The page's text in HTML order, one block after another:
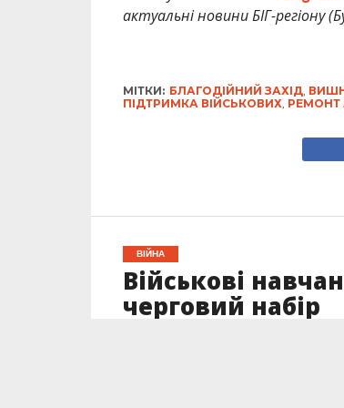
актуальні новини БІГ-регіону
МІТКИ: БЛАГОДІЙНИЙ ЗАХІД,
ПІДТРИМКА ВІЙСЬКОВИХ, РЕМОНТ
ВІЙНА
Військові
черговий набір